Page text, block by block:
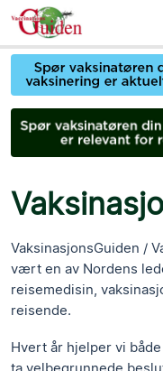
Start
På reisemålet
For sykepleiepersonell
VaksinasjonsGuiden /
vært en av Nordens
reisemedisin,
reisende.
Hvert år hjelper vi